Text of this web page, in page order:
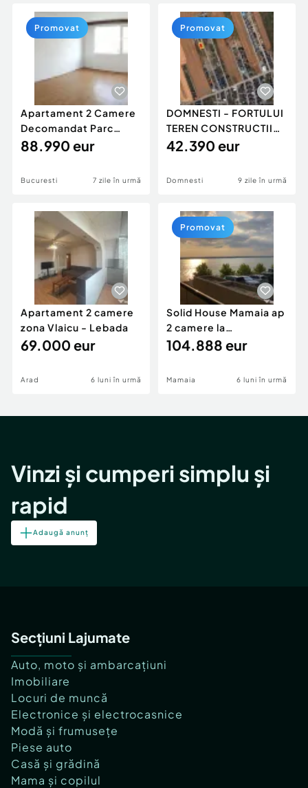
Servicii
Animale de companie
Afaceri și echipamente profesionale
Inchiriere Bunuri si Vehicule
Utilaje agricole si industriale
Piese auto si accesorii
Apartament 2 Camere
Decomandat Parc
Moghioros
88.990 eur
Bucuresti 7 zile în urmă
Promovat
DOMNESTI - FORTULUI
TEREN CONSTRUCTII
606 MP
42.390 eur
Domnesti 9 zile în urmă
Promovat
Apartament 2 camere
zona Vlaicu - Lebada
69.000 eur
Arad 6 luni în urmă
Solid House Mamaia ap
2 camere la
cheie,langa Mega
104.888 eur
Mamaia 6 luni în urmă
Promovat
Vinzi și cumperi simplu și
rapid
Adaugă anunț
Secțiuni Lajumate
Auto, moto și ambarcațiuni
Imobiliare
Locuri de muncă
Electronice și electrocasnice
Modă și frumusețe
Piese auto
Casă și grădină
Mama și copilul